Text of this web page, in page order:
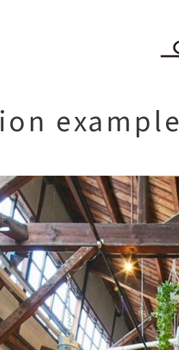
example